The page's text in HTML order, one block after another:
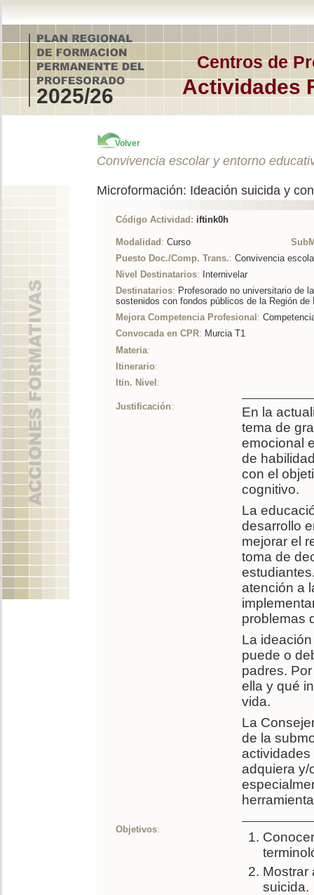
Centros de
Actividades
2025/26
Volver
Convivencia escolar y entorno
Microformación: Ideación suicida y
Código Actividad: iftink0h
Modalidad : Curso
Puesto Doc./Comp. Trans.: Convivencia
Nivel Destinatarios: Internivelar
Destinatarios: Profesorado no universitario de
sostenidos con fondos públicos de la Región
Mejora Competencia Profesional :
Convocada en CPR: Murcia T1
Materia:
Itinerario:
Itin. Nivel :
Justificación:
En la
tema de
emocional
de
con el
cognitivo.
La
desarrollo
mejorar el
toma de
atención a
problemas
La
puede o
padres.
ella y qué
vida.
La
de la
actividades
adquiera y/
Objetivos:
Mostrar
suicida.